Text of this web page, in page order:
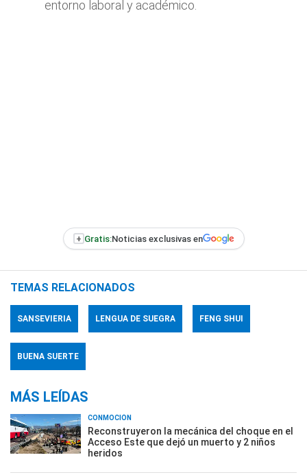
entorno laboral y académico.
+ Gratis:Noticias exclusivas en
TEMAS RELACIONADOS
SANSEVIERIA LENGUA DE SUEGRA FENG SHUI
BUENA SUERTE
MÁS LEÍDAS
CONMOCIÓN
Reconstruyeron la mecánica del choque en el
Acceso Este que dejó un muerto y 2 niños
heridos